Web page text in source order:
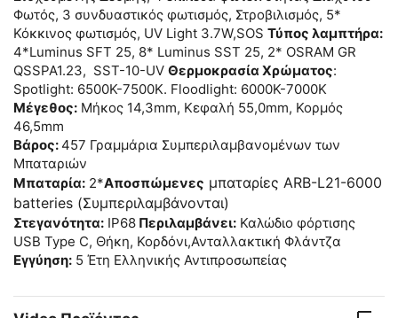
Φωτός, 3 συνδυαστικός φωτισμός, Στροβιλισμός, 5*
Κόκκινος φωτισμός, UV Light 3.7W,SOS Τύπος λαμπτήρα:
4*Luminus SFT 25, 8* Luminus SST 25, 2* OSRAM GR
QSSPA1.23, SST-10-UV Θερμοκρασία Χρώματος:
Spotlight: 6500K-7500K. Floodlight: 6000K-7000K
Μέγεθος: Μήκος 14,3mm, Κεφαλή 55,0mm, Κορμός
46,5mm
Βάρος:457 Γραμμάρια Συμπεριλαμβανομένων των
Μπαταριών
Μπαταρία: 2*Αποσπώμενες μπαταρίες ARB-L21-6000
batteries (Συμπεριλαμβάνονται)
Στεγανότητα: IP68 Περιλαμβάνει: Καλώδιο φόρτισης
USB Type C, Θήκη, Κορδόνι,Ανταλλακτική Φλάντζα
Εγγύηση: 5 Έτη Ελληνικής Αντιπροσωπείας